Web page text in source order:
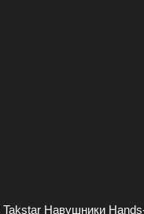
Навушники Hands-